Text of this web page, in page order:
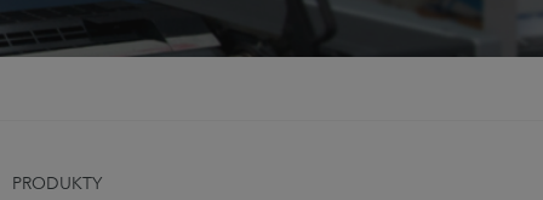
PRODUKTY